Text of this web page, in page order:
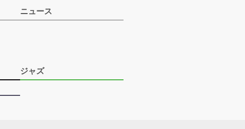
ニュース
ジャズ